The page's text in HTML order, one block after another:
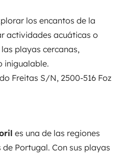
los encantos de la
actividades acuáticas o
playas cercanas,
inigualable.
Freitas S/N, 2500-516 Foz
es una de las regiones
Portugal. Con sus playas